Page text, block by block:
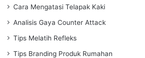
Cara Mengatasi Telapak Kaki
Analisis Gaya Counter Attack
Tips Melatih Refleks
Tips Branding Produk Rumahan